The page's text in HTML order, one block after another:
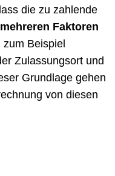
die zu zahlende
Faktoren
Beispiel
Zulassungsort und
Grundlage gehen
von diesen